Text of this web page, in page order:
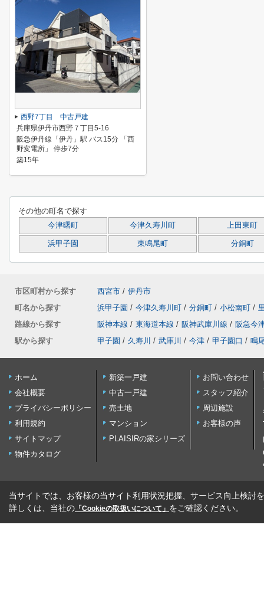
西野7丁目 中古戸建
兵庫県伊丹市西野７丁目5-16
阪急伊丹線「伊丹」駅 バス15分 「西
野変電所」 停歩7分
築15年
その他の町名で探す
今津曙町 今津久寿川町 上田東町
浜甲子園 東鳴尾町 分銅町
市区町村から探す 西宮市 / 伊丹市
町名から探す
浜甲子園 / 今津久寿川町 / 分銅町 / 小松南町 /
路線から探す
阪神本線 / 東海道本線 / 阪神武庫川線 / 阪急今
駅から探す
甲子園 / 久寿川 / 武庫川 / 今津 / 甲子園口 / 鳴
ホーム
会社概要
プライバシーポリシー
利用規約
サイトマップ
物件カタログ
新築一戸建
中古一戸建
売土地
マンション
PLAISIRの家シリーズ
お問い合わせ
スタッフ紹介
周辺施設
お客様の声
当サイトでは、お客様の当サイト利用状況把握、サービス向上検討
詳しくは、当社の 「Cookieの取扱いについて」 をご確認ください。